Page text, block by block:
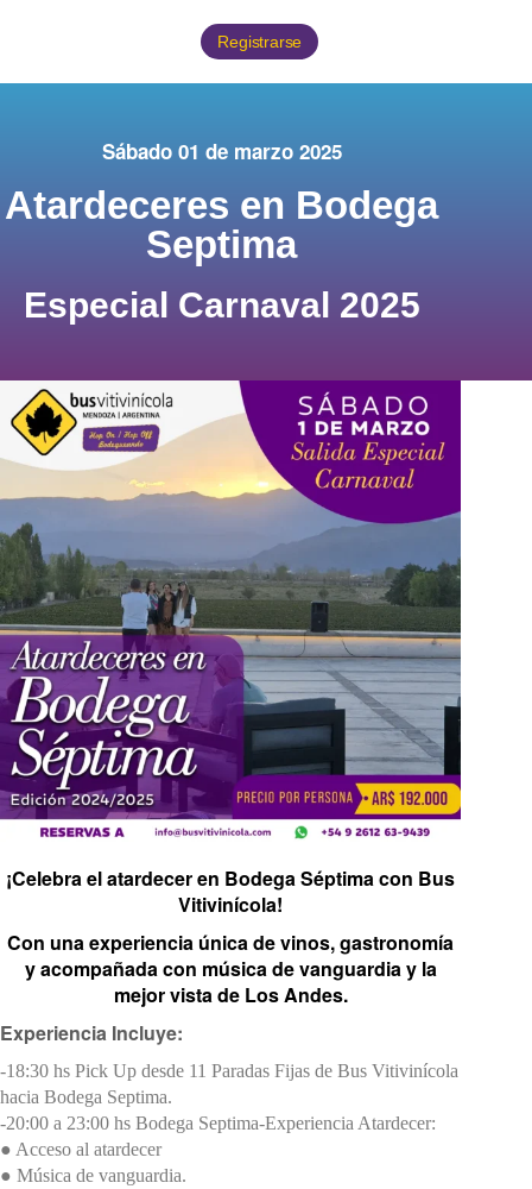
Registrarse
Sábado 01 de marzo 2025
Atardeceres en Bodega
Septima
Especial Carnaval 2025​
¡Celebra el atardecer en Bodega Séptima con Bus
Vitivinícola!
Con una experiencia única de vinos, gastronomía
y acompañada con música de vanguardia y la
mejor vista de Los Andes.
Experiencia Incluye:
-18:30 hs Pick Up desde 11 Paradas Fijas de Bus Vitivinícola
hacia Bodega Septima.
-20:00 a 23:00 hs Bodega Septima-Experiencia Atardecer:
● Acceso al atardecer
● Música de vanguardia.